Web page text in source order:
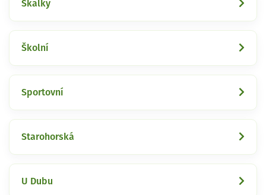
Skalky
Školní
Sportovní
Starohorská
U Dubu